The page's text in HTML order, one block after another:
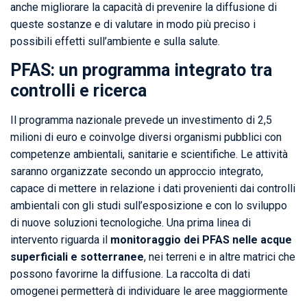
anche migliorare la capacità di prevenire la diffusione di
queste sostanze e di valutare in modo più preciso i
possibili effetti sull’ambiente e sulla salute.
PFAS: un programma integrato tra
controlli e ricerca
Il programma nazionale prevede un investimento di 2,5
milioni di euro e coinvolge diversi organismi pubblici con
competenze ambientali, sanitarie e scientifiche. Le attività
saranno organizzate secondo un approccio integrato,
capace di mettere in relazione i dati provenienti dai controlli
ambientali con gli studi sull’esposizione e con lo sviluppo
di nuove soluzioni tecnologiche. Una prima linea di
intervento riguarda il monitoraggio dei PFAS nelle acque
superficiali e sotterranee, nei terreni e in altre matrici che
possono favorirne la diffusione. La raccolta di dati
omogenei permetterà di individuare le aree maggiormente